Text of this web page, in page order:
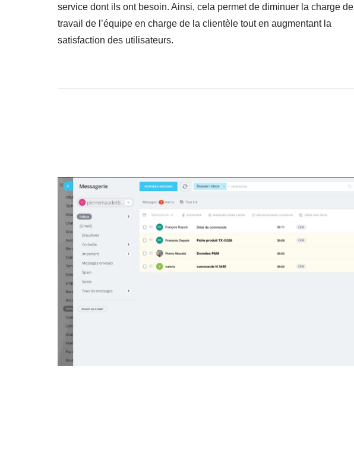
service dont ils ont besoin. Ainsi, cela permet de diminuer la charge de
travail de l’équipe en charge de la clientèle tout en augmentant la
satisfaction des utilisateurs.